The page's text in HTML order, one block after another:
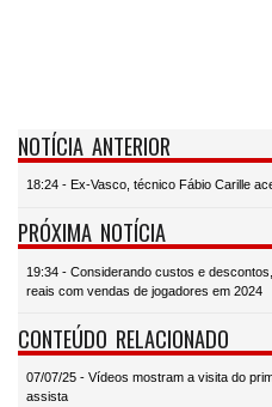
NOTÍCIA ANTERIOR
18:24 - Ex-Vasco, técnico Fábio Carille
PRÓXIMA NOTÍCIA
19:34 - Considerando custos e
reais com vendas de jogadores em 2024
CONTEÚDO RELACIONADO
07/07/25 - Vídeos mostram a visita do
assista